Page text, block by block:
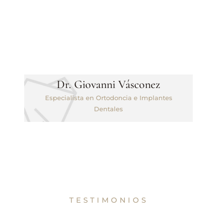
Dr. Giovanni Vásconez
Especialista en Ortodoncia e Implantes
Dentales
TESTIMONIOS